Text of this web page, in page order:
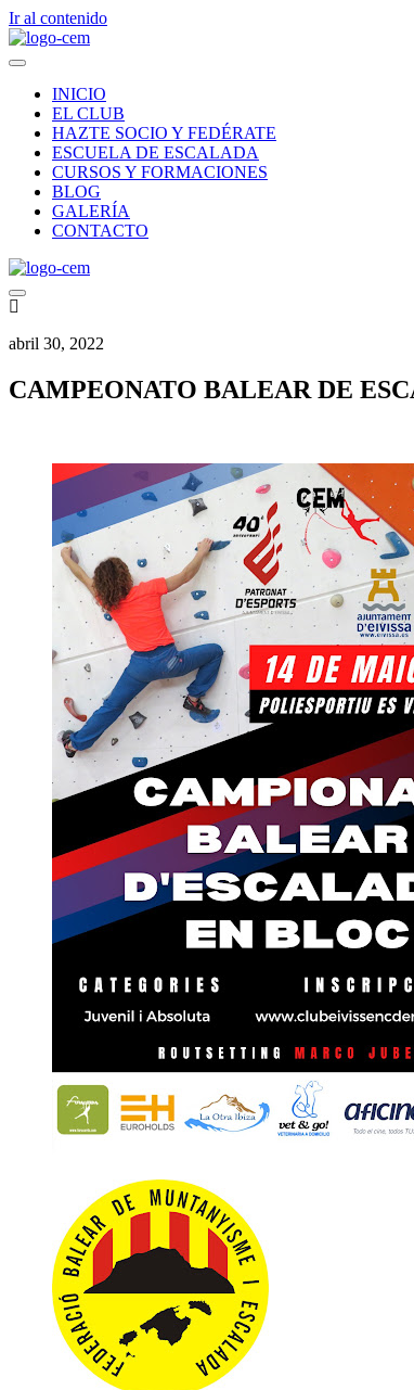
Ir al contenido
INICIO
EL CLUB
HAZTE SOCIO Y FEDÉRATE
ESCUELA DE ESCALADA
CURSOS Y FORMACIONES
BLOG
GALERÍA
CONTACTO
abril 30, 2022
CAMPEONATO BALEAR DE